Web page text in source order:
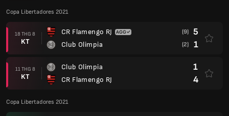
Copa Libertadores 2021
18 THG 8
KT
CR Flamengo RJ
Club Olimpia
(9) 5
(2) 1
11 THG 8
KT
Club Olimpia
CR Flamengo RJ
1
4
Copa Libertadores 2021